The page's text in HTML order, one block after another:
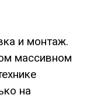
и монтаж.
массивном
на